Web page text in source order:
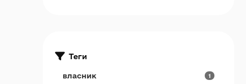
Теги
власник 1